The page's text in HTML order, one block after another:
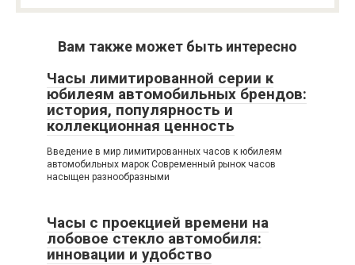
Вам также может быть интересно
Часы лимитированной серии к
юбилеям автомобильных брендов:
история, популярность и
коллекционная ценность
Введение в мир лимитированных часов к юбилеям
автомобильных марок Современный рынок часов
насыщен разнообразными
Часы с проекцией времени на
лобовое стекло автомобиля:
инновации и удобство